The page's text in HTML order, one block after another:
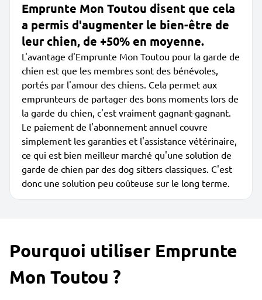
Emprunte Mon Toutou disent que cela
a permis d'augmenter le bien-être de
leur chien, de +50% en moyenne.
L'avantage d'Emprunte Mon Toutou pour la garde de
chien est que les membres sont des bénévoles,
portés par l'amour des chiens. Cela permet aux
emprunteurs de partager des bons moments lors de
la garde du chien, c'est vraiment gagnant-gagnant.
Le paiement de l'abonnement annuel couvre
simplement les garanties et l'assistance vétérinaire,
ce qui est bien meilleur marché qu'une solution de
garde de chien par des dog sitters classiques. C'est
donc une solution peu coûteuse sur le long terme.
Pourquoi utiliser Emprunte
Mon Toutou ?